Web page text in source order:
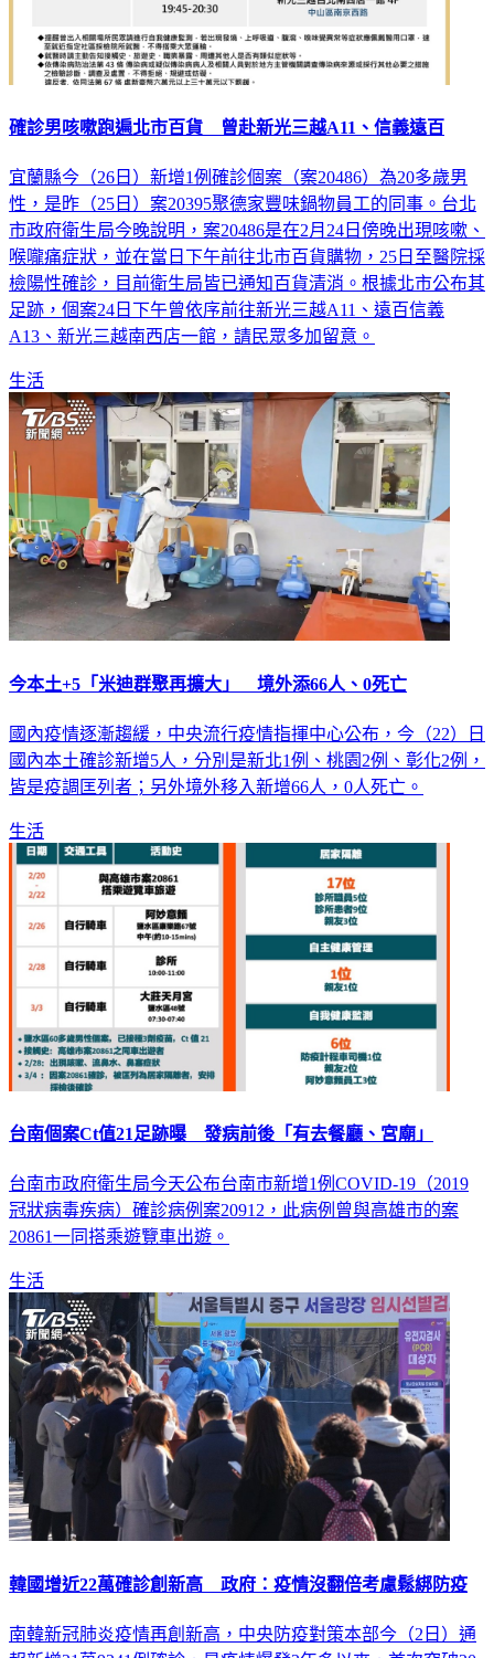
確診男咳嗽跑遍北市百貨 曾赴新光三越A11、信義遠百
宜蘭縣今（26日）新增1例確診個案（案20486）為20多歲男
性，是昨（25日）案20395聚德家豐味鍋物員工的同事。台北
市政府衛生局今晚說明，案20486是在2月24日傍晚出現咳嗽、
喉嚨痛症狀，並在當日下午前往北市百貨購物，25日至醫院採
檢陽性確診，目前衛生局皆已通知百貨清消。根據北市公布其
足跡，個案24日下午曾依序前往新光三越A11、遠百信義
A13、新光三越南西店一館，請民眾多加留意。
生活
今本土+5「米迪群聚再擴大」 境外添66人、0死亡
國內疫情逐漸趨緩，中央流行疫情指揮中心公布，今（22）日
國內本土確診新增5人，分別是新北1例、桃園2例、彰化2例，
皆是疫調匡列者；另外境外移入新增66人，0人死亡。
生活
台南個案Ct值21足跡曝 發病前後「有去餐廳、宮廟」
台南市政府衛生局今天公布台南市新增1例COVID-19（2019
冠狀病毒疾病）確診病例案20912，此病例曾與高雄市的案
20861一同搭乘遊覽車出遊。
生活
韓國增近22萬確診創新高 政府：疫情沒翻倍考慮鬆綁防疫
南韓新冠肺炎疫情再創新高，中央防疫對策本部今（2日）通